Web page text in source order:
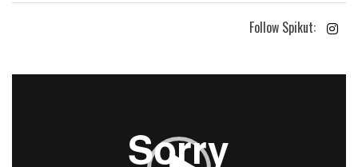
Follow Spikut: